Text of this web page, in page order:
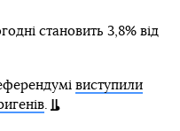
становить 3,8% від
виступили
.